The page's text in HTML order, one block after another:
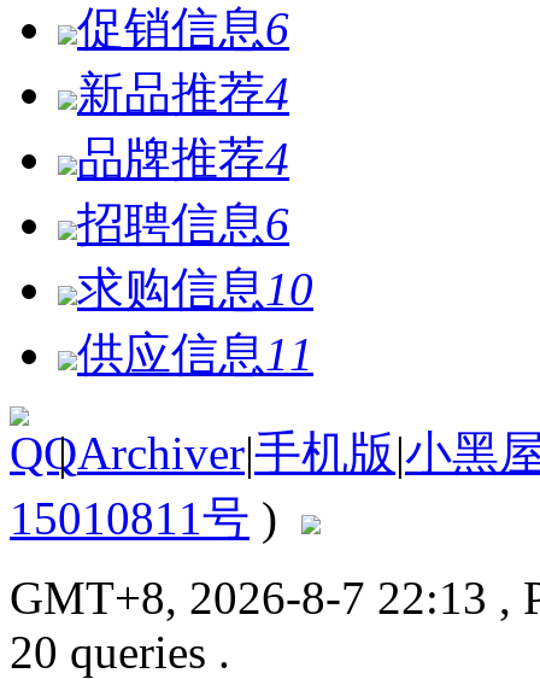
促销信息6
新品推荐4
品牌推荐4
招聘信息6
求购信息 10
供应信息 11
| Archiver|手机版|小黑
15010811号 )
GMT+8, 2026-8-7 22:13 ,
20 queries .